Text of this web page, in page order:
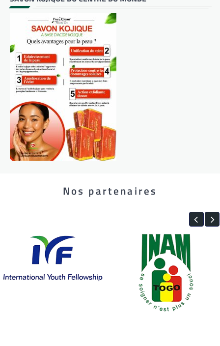
Nos partenaires